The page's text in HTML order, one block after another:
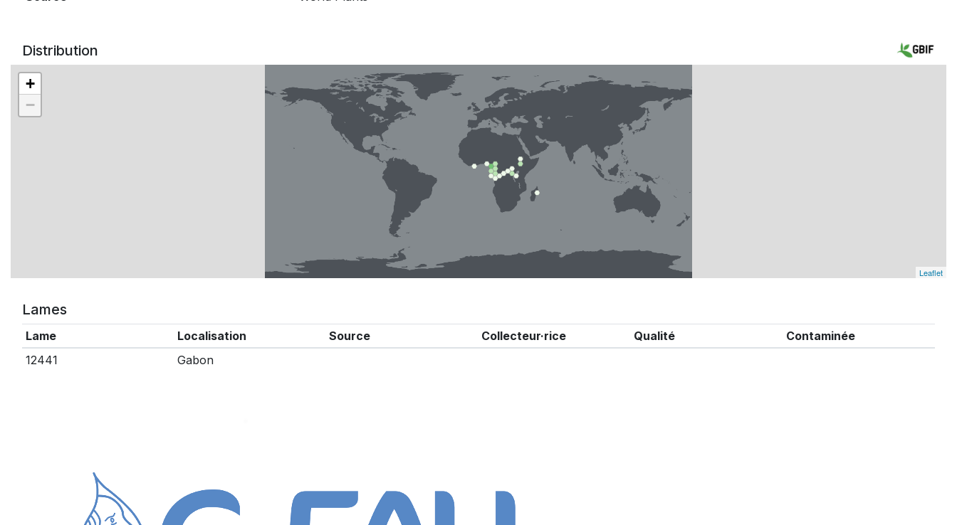
Distribution
+
−
Leaflet
Lames
Lame Localisation Source Collecteur·rice Qualité
Contaminée
12441
Gabon